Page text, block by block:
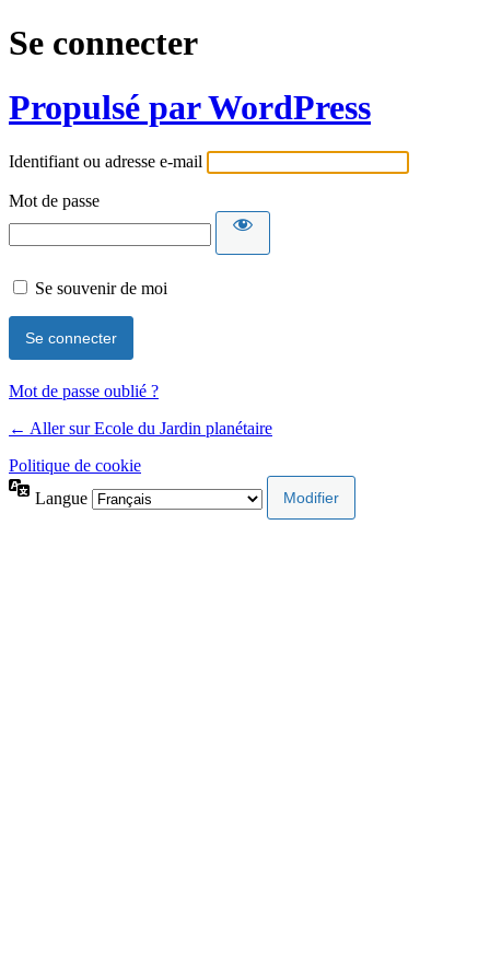
Se connecter
Propulsé par WordPress
Identifiant ou adresse e-mail
Mot de passe
Se souvenir de moi
Mot de passe oublié ?
← Aller sur Ecole du Jardin planétaire
Politique de cookie
Langue